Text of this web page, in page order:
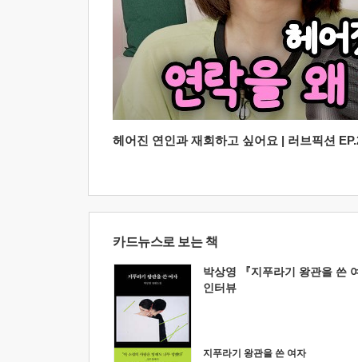
헤어진 연인과 재회하고 싶어요 | 러브픽션
카드뉴스로 보는 책
박상영 『지푸라기 왕관을 쓴
인터뷰
지푸라기 왕관을 쓴 여자